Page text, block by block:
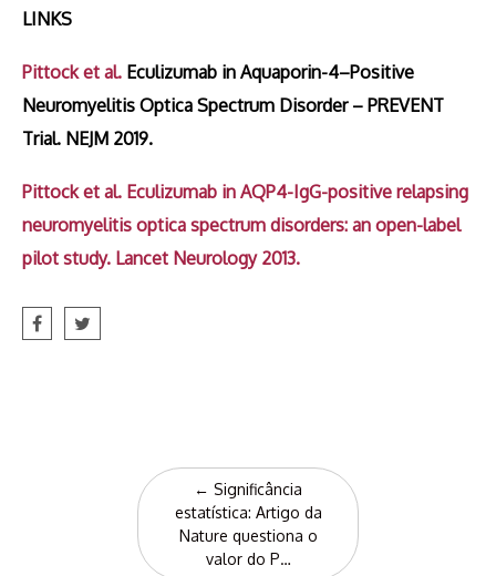
LINKS
Pittock et al. Eculizumab in Aquaporin-4–Positive
Neuromyelitis Optica Spectrum Disorder – PREVENT
Trial. NEJM 2019.
Pittock et al. Eculizumab in AQP4-IgG-positive relapsing
neuromyelitis optica spectrum disorders: an open-label
pilot study. Lancet Neurology 2013.
navigation
← Significância
estatística: Artigo da
Nature questiona o
valor do P…